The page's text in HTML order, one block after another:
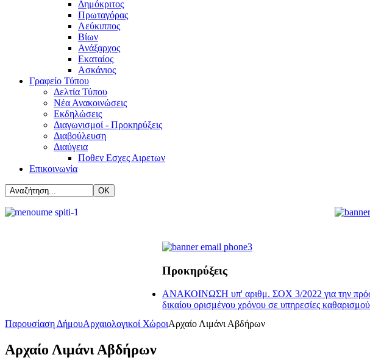
Δημόκριτος
Πρωταγόρας
Λεύκιππος
Βίων
Ανάξαρχος
Εκαταίος
Ασκάνιος
Γραφείο Τύπου
Δελτία Τύπου
Νέα Ανακοινώσεις
Εκδηλώσεις
Διαγωνισμοί - Προκηρύξεις
Διαβούλευση
Διαύγεια
Ποθεν Εσχες Αιρετων
Επικοινωνία
Παρουσίαση ΔήμουΑρχαιολογικοί ΧώροιΑρχαίο Λιμάνι Αβδήρων
Αρχαίο Λιμάνι Αβδήρων
Προκηρύξεις
ΑΝΑΚΟΙΝΩΣΗ υπ' αριθμ. ΣΟΧ 3/2022 για την
δικαίου ορισμένου χρόνου σε υπηρεσίες